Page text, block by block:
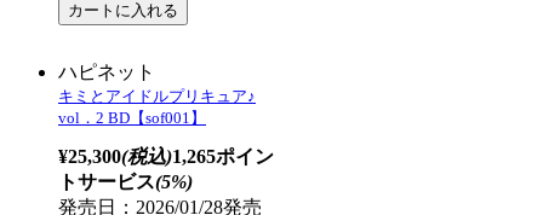
ビックカメラ・ソフマップ共通全巻連続購入特典(BDのみ対象)
描き下ろし全巻収納BOX・描き下ろしB2タペストリー
メーカー全巻連続購入特典(BDのみ対象)